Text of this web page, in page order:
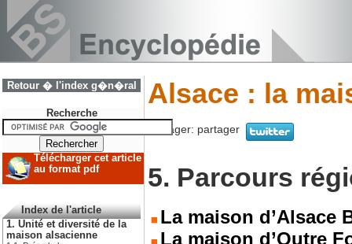
Retour � l'index g�n�ral
Recherche
Télécharger cet article
au format pdf
Index de l'article
1. Unité et diversité de la
maison alsacienne
Alsace : la
Partager: partager
5. Parcours
La maison d’Alsace
La maison d’Outre